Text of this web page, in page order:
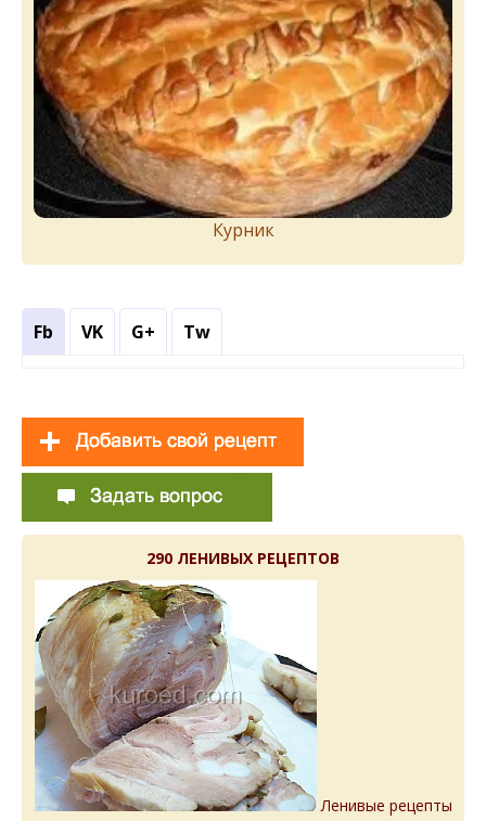
Курник
Fb VK G+ Tw
290 ЛЕНИВЫХ РЕЦЕПТОВ
Ленивые рецепты